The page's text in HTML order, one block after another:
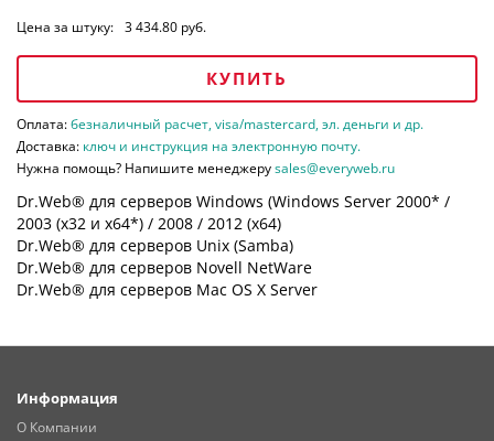
Цена за штуку: 3 434.80 руб.
КУПИТЬ
Оплата:безналичный расчет, visa/mastercard, эл. деньги и др.
Доставка: ключ и инструкция на электронную почту.
Нужна помощь? Напишите менеджеруsales@everyweb.ru
Dr.Web® для серверов Windows (Windows Server 2000* /
2003 (х32 и х64*) / 2008 / 2012 (х64)
Dr.Web® для серверов Unix (Samba)
Dr.Web® для серверов Novell NetWare
Dr.Web® для серверов Mac OS X Server
Информация
О Компании